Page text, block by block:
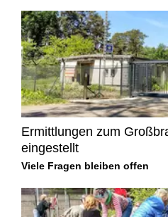
Ermittlungen zum
eingestellt
Viele Fragen bleiben offen